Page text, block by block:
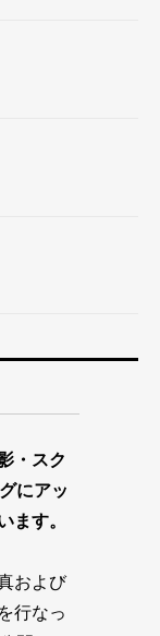
・スク
にアッ
ます。
および
行なっ